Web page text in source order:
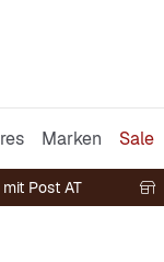
Marken Sale
Post AT